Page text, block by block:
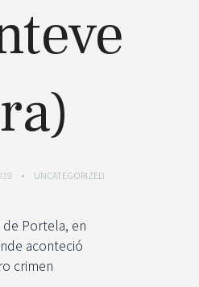
UNCATEGORIZED
de Portela, en
aconteció
crimen